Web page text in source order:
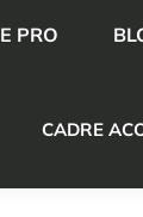
PRO
CADRE